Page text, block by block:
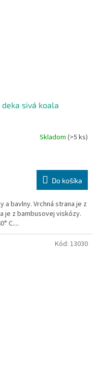
sivá koala
Skladom (>5 ks)
Do košíka
bavlny. Vrchná strana je z
je z bambusovej viskózy.
C....
Kód: 13030